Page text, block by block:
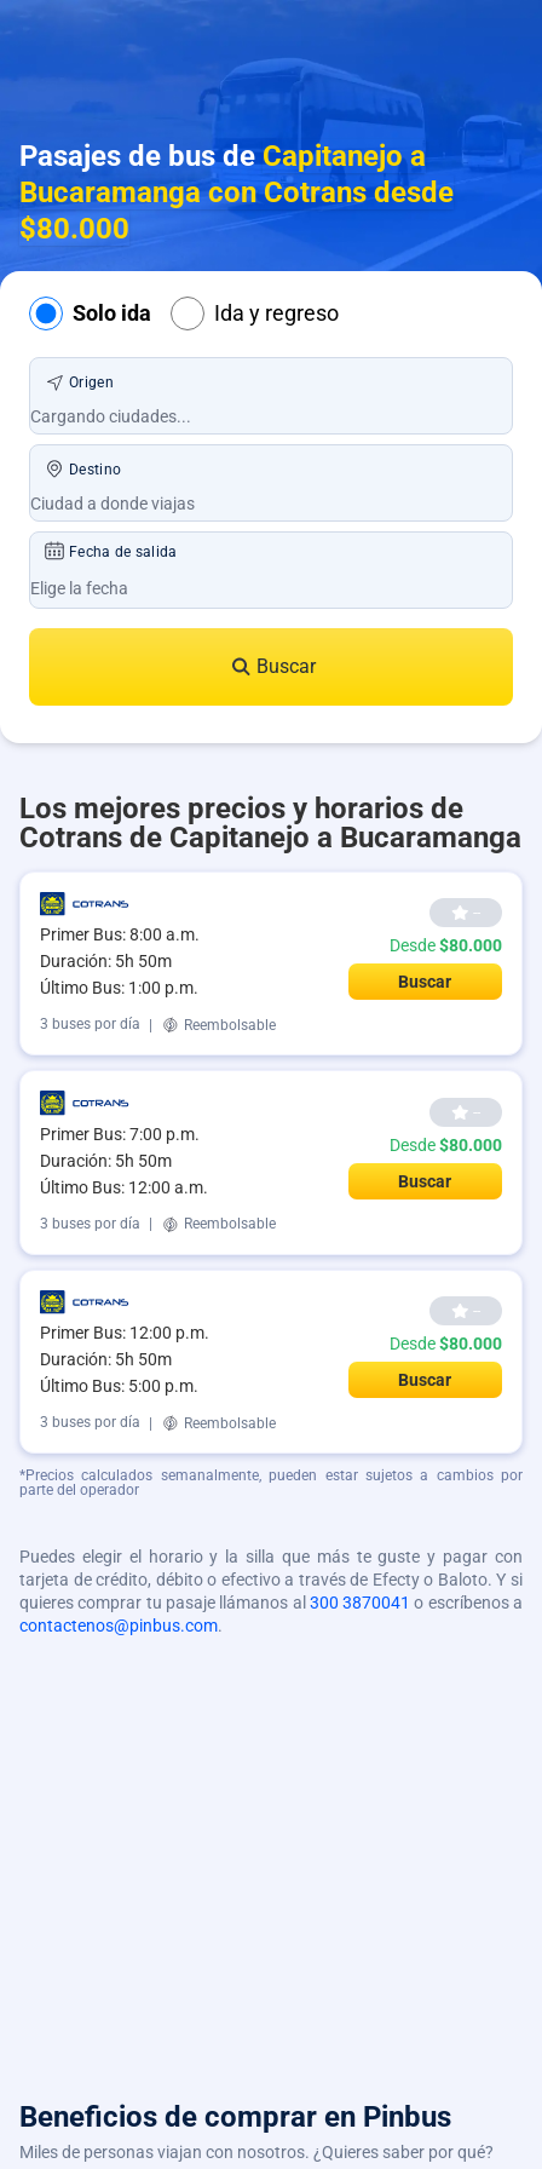
Pasajes de bus deCapitanejo a
Bucaramanga con Cotrans desde
$80.000
Solo ida Ida y regreso
Origen
Destino
Fecha de salida
Buscar
Los mejores precios y horarios de
Cotrans de Capitanejo a Bucaramanga
Primer Bus: 8:00 a.m.
Duración: 5h 50m
Último Bus: 1:00 p.m.
--
Desde$80.000
Buscar
3 buses por día | Reembolsable
Primer Bus: 7:00 p.m.
Duración: 5h 50m
Último Bus: 12:00 a.m.
--
Desde$80.000
Buscar
3 buses por día Reembolsable
Primer Bus: 12:00 p.m.
Duración: 5h 50m
Último Bus: 5:00 p.m.
--
Desde$80.000
Buscar
3 buses por día | Reembolsable
*Precios calculados semanalmente, pueden estar sujetos a cambios por
parte del operador
Puedes elegir el horario y la silla que más te guste y pagar con
tarjeta de crédito, débito o efectivo a través de Efecty o Baloto. Y si
quieres comprar tu pasaje llámanos al 300 3870041 o escríbenos a
contactenos@pinbus.com.
Beneficios de comprar en Pinbus
Miles de personas viajan con nosotros. ¿Quieres saber por qué?